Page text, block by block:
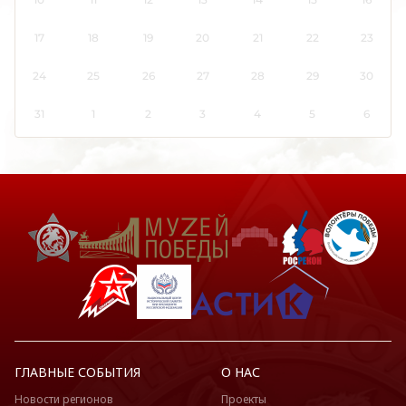
Краснодарский край
Курская область
Липецкая область
Луганская Народная Республика
Магаданская область
Марий Эл
Московская область
17 18 19 20 21 22 23
24 25 26 27 28 29 30
31 1 2 3 4 5 6
ГЛАВНЫЕ СОБЫТИЯ
Новости регионов
О НАС
Проекты